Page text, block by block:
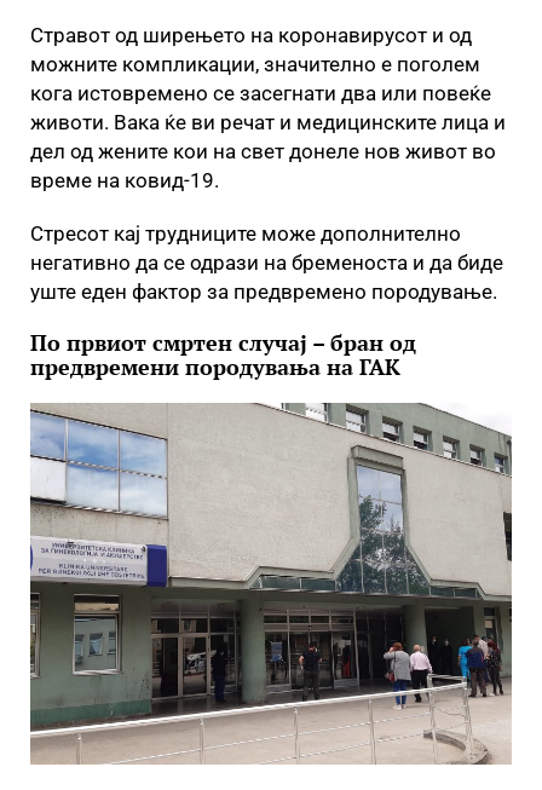
Стравот од ширењето на коронавирусот и од
можните компликации, значително e поголем
кога истовремено се засегнати два или повеќе
животи. Вака ќе ви речат и медицинските лица и
дел од жените кои на свет донеле нов живот во
време на ковид-19.
Стресот кај трудниците може дополнително
негативно да се одрази на бременоста и да биде
уште еден фактор за предвремено породување.
По првиот смртен случај – бран од
предвремени породувања на ГАК